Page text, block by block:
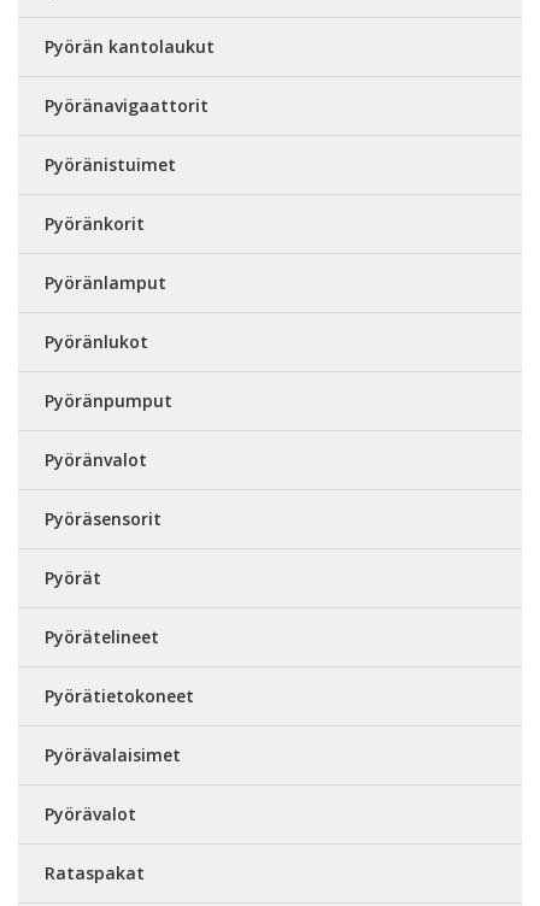
Pyörän kantolaukut
Pyöränavigaattorit
Pyöränistuimet
Pyöränkorit
Pyöränlamput
Pyöränlukot
Pyöränpumput
Pyöränvalot
Pyöräsensorit
Pyörät
Pyörätelineet
Pyörätietokoneet
Pyörävalaisimet
Pyörävalot
Rataspakat